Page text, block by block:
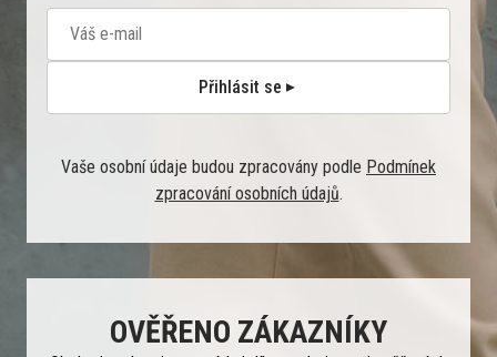
Přihlásit se
Vaše osobní údaje budou zpracovány podle Podmínek
zpracování osobních údajů.
OVĚŘENO ZÁKAZNÍKY